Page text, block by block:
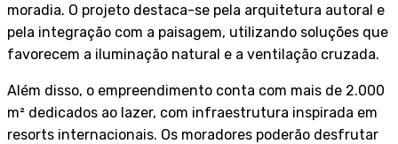
moradia. O projeto destaca-se pela arquitetura autoral e
pela integração com a paisagem, utilizando soluções que
favorecem a iluminação natural e a ventilação cruzada.
Além disso, o empreendimento conta com mais de 2.000
m² dedicados ao lazer, com infraestrutura inspirada em
resorts internacionais. Os moradores poderão desfrutar